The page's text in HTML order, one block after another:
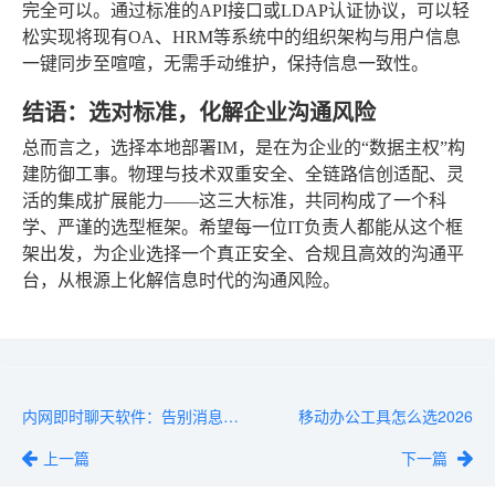
完全可以。通过标准的API接口或LDAP认证协议，可以轻
松实现将现有OA、HRM等系统中的组织架构与用户信息
一键同步至喧喧，无需手动维护，保持信息一致性。
结语：选对标准，化解企业沟通风险
总而言之，选择本地部署IM，是在为企业的“数据主权”构
建防御工事。物理与技术双重安全、全链路信创适配、灵
活的集成扩展能力——这三大标准，共同构成了一个科
学、严谨的选型框架。希望每一位IT负责人都能从这个框
架出发，为企业选择一个真正安全、合规且高效的沟通平
台，从根源上化解信息时代的沟通风险。
内网即时聊天软件：告别消息延迟，团队协作更顺畅
上一篇
移动办公工具怎么选2026
下一篇